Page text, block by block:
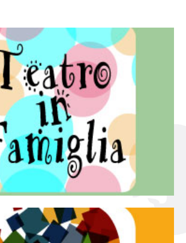
Teatro in famiglia
è una rassegna di teatro concepita
e godere del teatro all’intera
famiglia.
Continua